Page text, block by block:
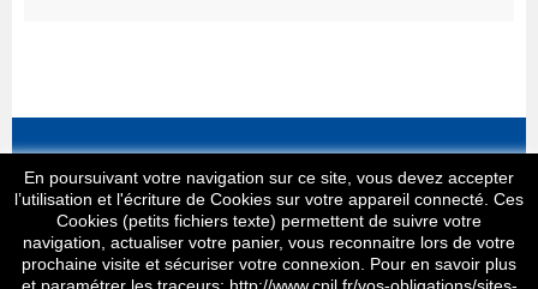
Informations
Produits
Notre société
En poursuivant votre navigation sur ce site, vous devez accepter
l’utilisation et l'écriture de Cookies sur votre appareil connecté. Ces
Cookies (petits fichiers texte) permettent de suivre votre
navigation, actualiser votre panier, vous reconnaitre lors de votre
prochaine visite et sécuriser votre connexion. Pour en savoir plus